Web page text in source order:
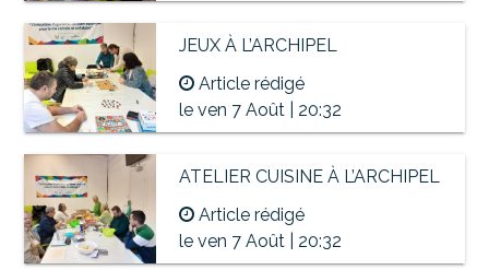
JEUX À L’ARCHIPEL
Article rédigé
le ven 7 Août | 20:32
ATELIER CUISINE À L’ARCHIPEL
Article rédigé
le ven 7 Août | 20:32